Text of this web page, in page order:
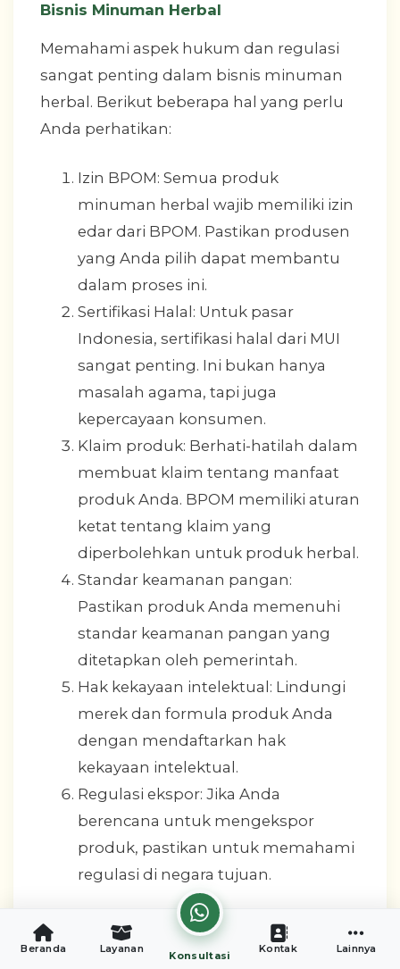
Bisnis Minuman Herbal
Memahami aspek hukum dan regulasi
sangat penting dalam bisnis minuman
herbal. Berikut beberapa hal yang perlu
Anda perhatikan:
Izin BPOM: Semua produk
minuman herbal wajib memiliki izin
edar dari BPOM. Pastikan produsen
yang Anda pilih dapat membantu
dalam proses ini.
Sertifikasi Halal: Untuk pasar
Indonesia, sertifikasi halal dari MUI
sangat penting. Ini bukan hanya
masalah agama, tapi juga
kepercayaan konsumen.
Klaim produk: Berhati-hatilah dalam
membuat klaim tentang manfaat
produk Anda. BPOM memiliki aturan
ketat tentang klaim yang
diperbolehkan untuk produk herbal.
Standar keamanan pangan:
Pastikan produk Anda memenuhi
standar keamanan pangan yang
ditetapkan oleh pemerintah.
Hak kekayaan intelektual: Lindungi
merek dan formula produk Anda
dengan mendaftarkan hak
kekayaan intelektual.
Regulasi ekspor: Jika Anda
berencana untuk mengekspor
produk, pastikan untuk memahami
regulasi di negara tujuan.
Strategi Pemasaran untuk Bisnis
Minuman Herbal
Beranda Layanan
Konsultasi
Kontak Lainnya